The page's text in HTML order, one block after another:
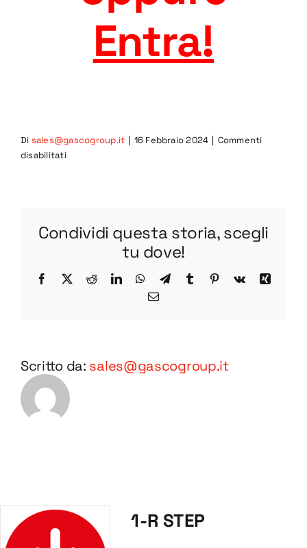
Entra!
Di sales@gascogroup.it | 16 Febbraio 2024 | Commenti
disabilitatisu
Condividi questa storia, scegli
tu dove!
Facebook
X RedditLinkedInWhatsApp
TelegramTumblr Pinterest
Vk
Xing
Email
Scritto da: sales@gascogroup.it
1-R STEP